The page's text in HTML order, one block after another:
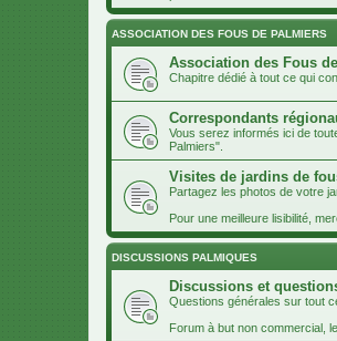
ASSOCIATION DES FOUS DE PALMIERS
Association des Fous
Chapitre dédié à tout ce qui
Correspondants
Vous serez informés ici de
Palmiers".
Visites de jardins de
Partagez les photos de votre
Pour une meilleure lisibilité,
DISCUSSIONS PALMIQUES
Discussions et
Questions générales sur tout
Forum à but non commercial,